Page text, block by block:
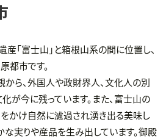
「富士山」と箱根山系の間に位置し、
都市です。
から、外国人や政財界人、文化人の別
が今に残っています。また、富士山の
かけ自然に濾過され湧き出る美味し
な実りや産品を生み出しています。御殿